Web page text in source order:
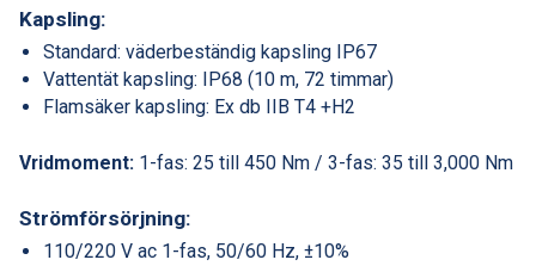
Kapsling:
Standard: väderbeständig kapsling IP67
Vattentät kapsling: IP68 (10 m, 72 timmar)
Flamsäker kapsling: Ex db IIB T4 +H2
Vridmoment: 1-fas: 25 till 450 Nm / 3-fas: 35 till 3,000 Nm
Strömförsörjning:
110/220 V ac 1-fas, 50/60 Hz, ±10%